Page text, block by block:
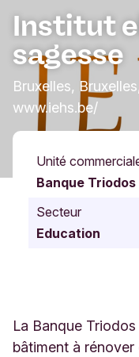
Institut
sagesse
Bruxelles,
www.iehs.be/
Unité
Banque
Secteur
Education
La Banque
bâtiment à